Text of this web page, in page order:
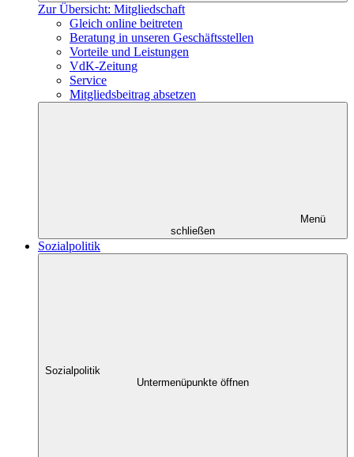
Zur Übersicht: Mitgliedschaft
Gleich online beitreten
Beratung in unseren Geschäftsstellen
Vorteile und Leistungen
VdK-Zeitung
Service
Mitgliedsbeitrag absetzen
Menü
schließen
Sozialpolitik
Sozialpolitik
Untermenüpunkte öffnen